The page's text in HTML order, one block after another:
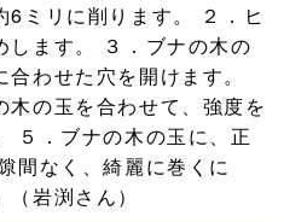
6ミリに削ります。 ２．ヒ
します。 ３．ブナの木の
わせた穴を開けます。
木の玉を合わせて、強度を
５．ブナの木の玉に、正
間なく、綺麗に巻くに
岩渕さん）